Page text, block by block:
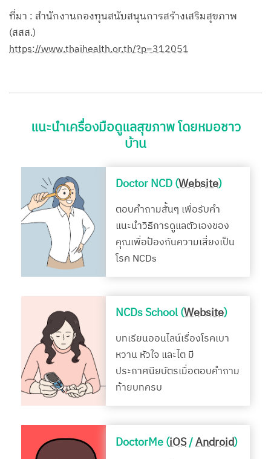
ที่มา : สำนักงานกองทุนสนับสนุนการสร้างเสริมสุขภาพ
(สสส.)
https://www.thaihealth.or.th/?p=312051
แนะนำเครื่องมือดูแลสุขภาพ โดยหมอชาว
บ้าน
Doctor NCD (Website)
ตอบคำถามสั้นๆ เพื่อรับคำ
แนะนำวิธีการดูแลตัวเองของ
คุณเพื่อป้องกันความเสี่ยงเป็น
โรค NCDs
NCDs School (Website)
บทเรียนออนไลน์เรื่องโรคเบา
หวาน หัวใจ และไต มี
ประกาศนียบัตรเมื่อตอบคำถาม
ท้ายบทครบ
DoctorMe (iOS/Android)